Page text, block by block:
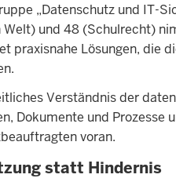
„Datenschutz und IT-
und 48 (Schulrecht)
praxisnahe Lösungen, die
Verständnis der
Dokumente und
voran.
statt Hindernis